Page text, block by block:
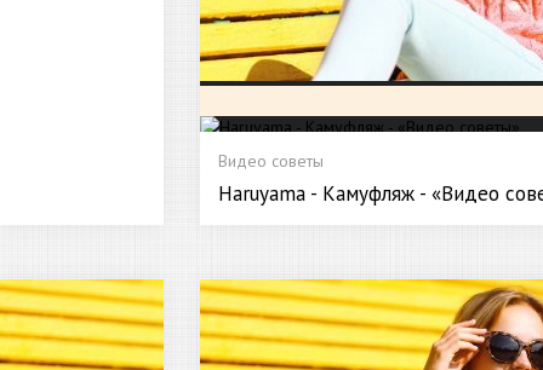
Видео советы
Haruyama - Камуфляж - «Видео